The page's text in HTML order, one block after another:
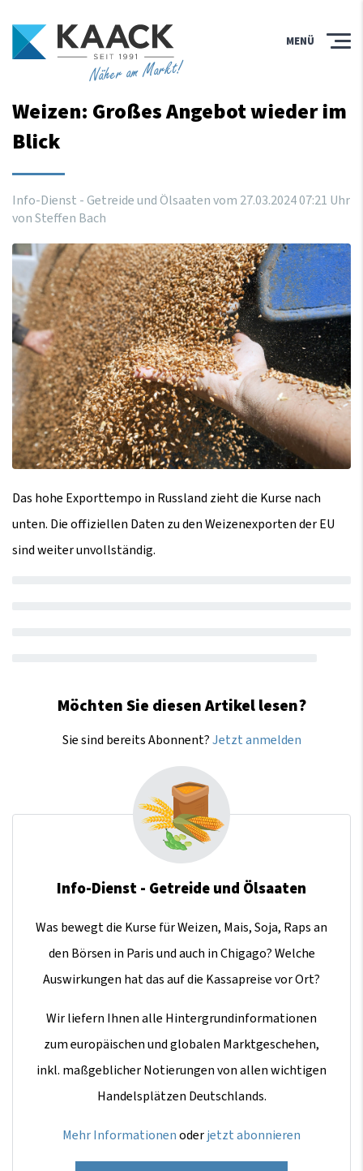
Näher am Markt!
MENÜ
Weizen: Großes Angebot wieder im
Blick
Info-Dienst - Getreide und Ölsaaten vom 27.03.202407:21 Uhr
von Steffen Bach
Das hohe Exporttempo in Russland zieht die Kurse nach
unten. Die offiziellen Daten zu den Weizenexporten der EU
sind weiter unvollständig.
Möchten Sie diesen Artikel lesen?
Sie sind bereits Abonnent?Jetzt anmelden
Info-Dienst - Getreide und Ölsaaten
Was bewegt die Kurse für Weizen, Mais, Soja, Raps an
den Börsen in Paris und auch in Chigago? Welche
Auswirkungen hat das auf die Kassapreise vor Ort?
Wir liefern Ihnen alle Hintergrundinformationen
zum europäischen und globalen Marktgeschehen,
inkl. maßgeblicher Notierungen von allen wichtigen
Handelsplätzen Deutschlands.
Mehr Informationenoderjetzt abonnieren